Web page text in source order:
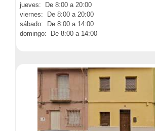
jueves: De 8:00 a 20:00
viernes: De 8:00 a 20:00
sábado: De 8:00 a 14:00
domingo: De 8:00 a 14:00